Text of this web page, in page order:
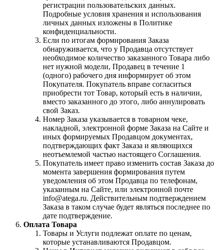
регистрации пользовательских данных.
Подробные условия хранения и использования
личных данных изложены в Политике
конфиденциальности.
Если по итогам формирования Заказа
обнаруживается, что у Продавца отсутствует
необходимое количество заказанного Товара либо
нет нужной модели, Продавец в течение 1
(одного) рабочего дня информирует об этом
Покупателя. Покупатель вправе согласиться
приобрести тот Товар, который есть в наличии,
вместо заказанного до этого, либо аннулировать
свой Заказ.
Номер Заказа указывается в товарном чеке,
накладной, электронной форме Заказа на Сайте и
иных формируемых Продавцом документах,
подтверждающих факт Заказа и являющихся
неотъемлемой частью настоящего Соглашения.
Покупатель имеет право изменить состав Заказа до
момента завершения формирования путем
уведомления об этом Продавца по телефонам,
указанным на Сайте, или электронной почте
info@atega.ru. Действительным подтверждением
Заказа в таком случае будет являться последнее по
дате подтверждение.
Оплата Товара
Товары и Услуги подлежат оплате по ценам,
которые устанавливаются Продавцом.